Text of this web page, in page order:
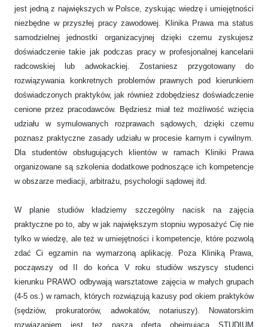
jest jedną z największych w Polsce, zyskując wiedzę i umiejętności
niezbędne w przyszłej pracy zawodowej. Klinika Prawa ma status
samodzielnej jednostki organizacyjnej dzięki czemu zyskujesz
doświadczenie takie jak podczas pracy w profesjonalnej kancelarii
radcowskiej lub adwokackiej. Zostaniesz przygotowany do
rozwiązywania konkretnych problemów prawnych pod kierunkiem
doświadczonych praktyków, jak również zdobędziesz doświadczenie
cenione przez pracodawców. Będziesz miał też możliwość wzięcia
udziału w symulowanych rozprawach sądowych, dzięki czemu
poznasz praktyczne zasady udziału w procesie karnym i cywilnym.
Dla studentów obsługujących klientów w ramach Kliniki Prawa
organizowane są szkolenia dodatkowe podnoszące ich kompetencje
w obszarze mediacji, arbitrażu, psychologii sądowej itd.
W planie studiów kładziemy szczególny nacisk na zajęcia
praktyczne po to, aby w jak największym stopniu wyposażyć Cię nie
tylko w wiedzę, ale też w umiejętności i kompetencje, które pozwolą
zdać Ci egzamin na wymarzoną aplikację. Poza Kliniką Prawa,
począwszy od II do końca V roku studiów wszyscy studenci
kierunku PRAWO odbywają warsztatowe zajęcia w małych grupach
(4-5 os.) w ramach, których rozwiązują kazusy pod okiem praktyków
(sędziów, prokuratorów, adwokatów, notariuszy). Nowatorskim
rozwiązaniem jest też nasza oferta obejmująca STUDIUM